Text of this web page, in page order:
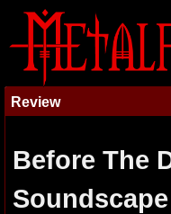
Review
Before The